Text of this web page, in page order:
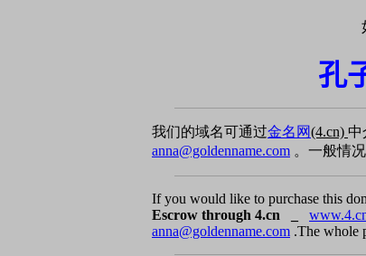
孔
我们的域名可通过金名网(4.cn) 中
anna@goldenname.com 。一般情
If you would like to purchase this
Escrow through 4.cn _
anna@goldenname.com .The whole